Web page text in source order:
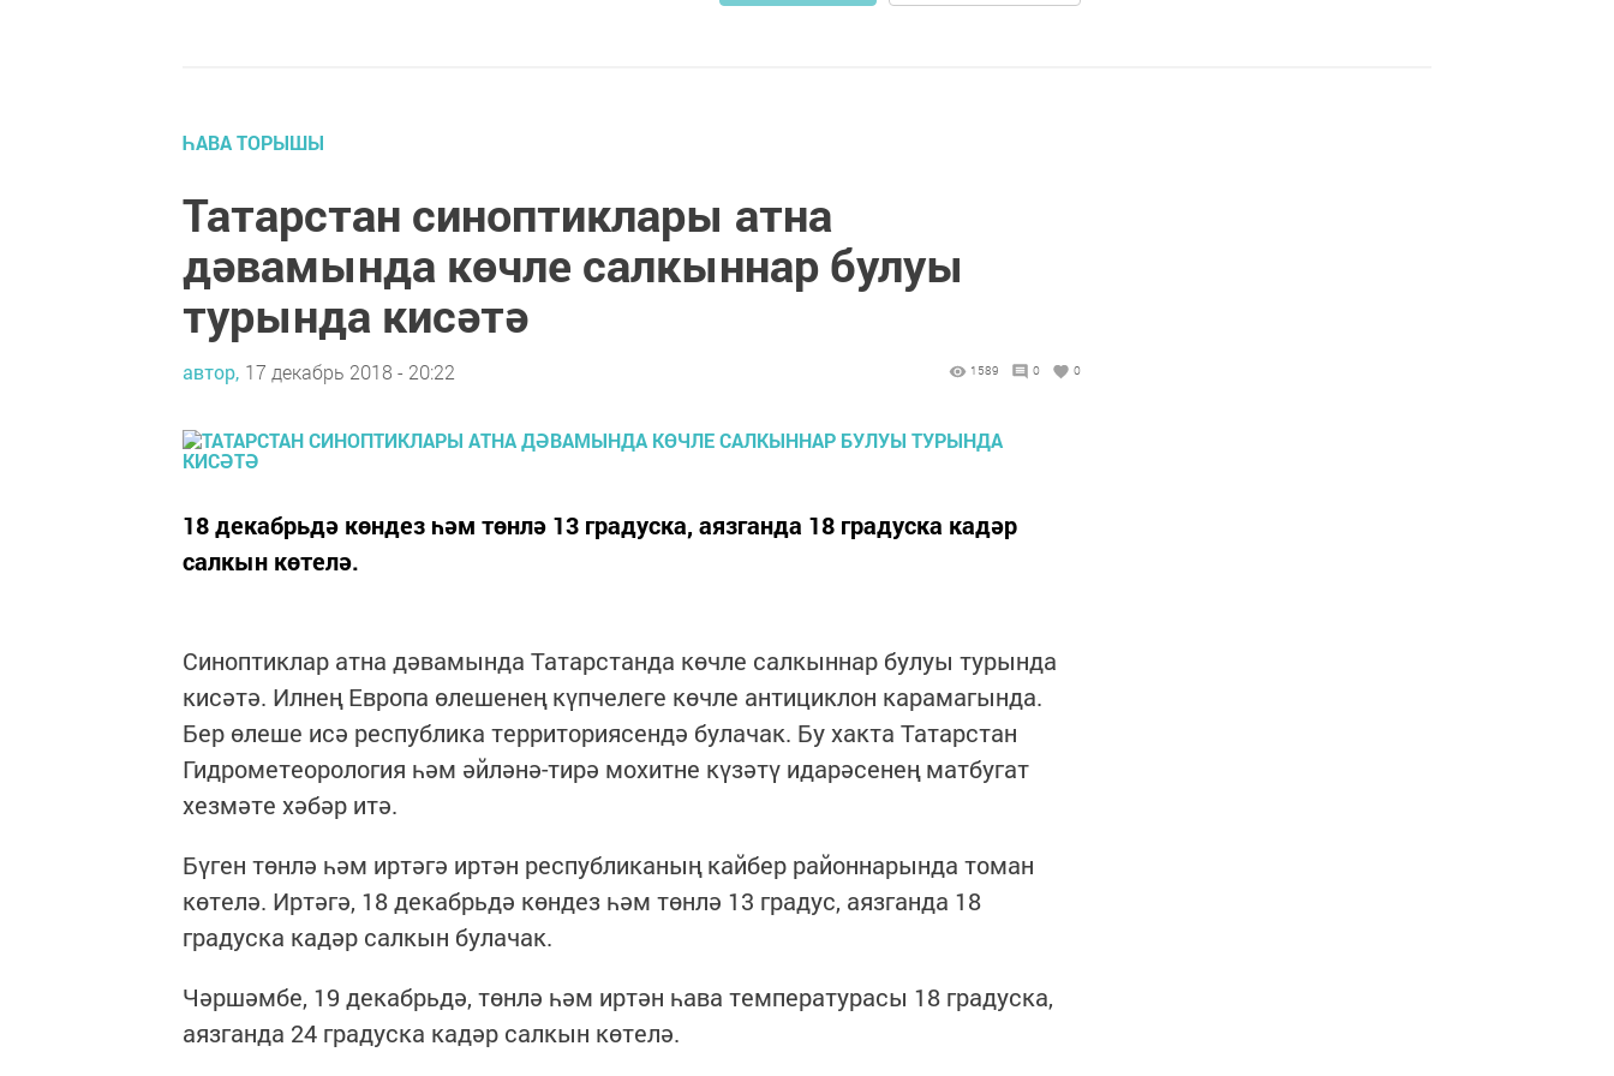
ҺАВА ТОРЫШЫ
Татарстан синоптиклары атна
дәвамында көчле салкыннар булуы
турында кисәтә
автор, 17 декабрь 2018 - 20:22 1589 0 0
18 декабрьдә көндез һәм төнлә 13 градуска, аязганда 18 градуска кадәр
салкын көтелә.
Синоптиклар атна дәвамында Татарстанда көчле салкыннар булуы турында
кисәтә. Илнең Европа өлешенең күпчелеге көчле антициклон карамагында.
Бер өлеше исә республика территориясендә булачак. Бу хакта Татарстан
Гидрометеорология һәм әйләнә-тирә мохитне күзәтү идарәсенең матбугат
хезмәте хәбәр итә.
Бүген төнлә һәм иртәгә иртән республиканың кайбер районнарында томан
көтелә. Иртәгә, 18 декабрьдә көндез һәм төнлә 13 градус, аязганда 18
градуска кадәр салкын булачак.
Чәршәмбе, 19 декабрьдә, төнлә һәм иртән һава температурасы 18 градуска,
аязганда 24 градуска кадәр салкын көтелә.